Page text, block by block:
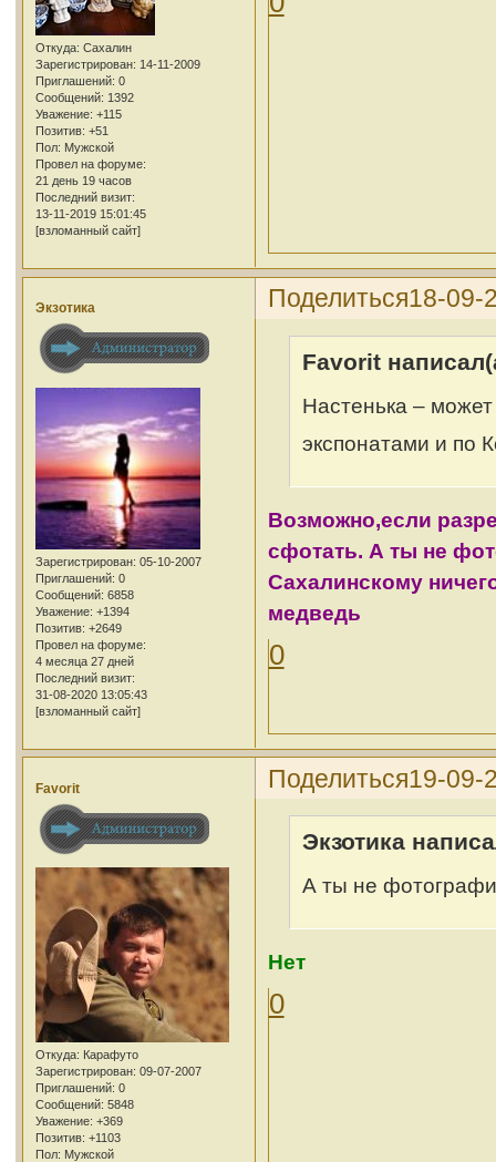
Откуда: Сахалин
Зарегистрирован: 14-11-2009
Приглашений: 0
Сообщений: 1392
Уважение: +115
Позитив: +51
Пол: Мужской
Провел на форуме:
21 день 19 часов
Последний визит:
13-11-2019 15:01:45
[взломанный сайт]
Поделиться18-09-
Экзотика
Зарегистрирован: 05-10-2007
Приглашений: 0
Сообщений: 6858
Уважение: +1394
Позитив: +2649
Провел на форуме:
4 месяца 27 дней
Последний визит:
31-08-2020 13:05:43
[взломанный сайт]
Favorit
Настенька –
экспонатами и по
Возможно,если
сфотать. А ты не
Сахалинскому
медведь
0
Поделиться19-09-
Favorit
Откуда: Карафуто
Зарегистрирован: 09-07-2007
Приглашений: 0
Сообщений: 5848
Уважение: +369
Позитив: +1103
Пол: Мужской
Экзотика
А ты не
Нет
0